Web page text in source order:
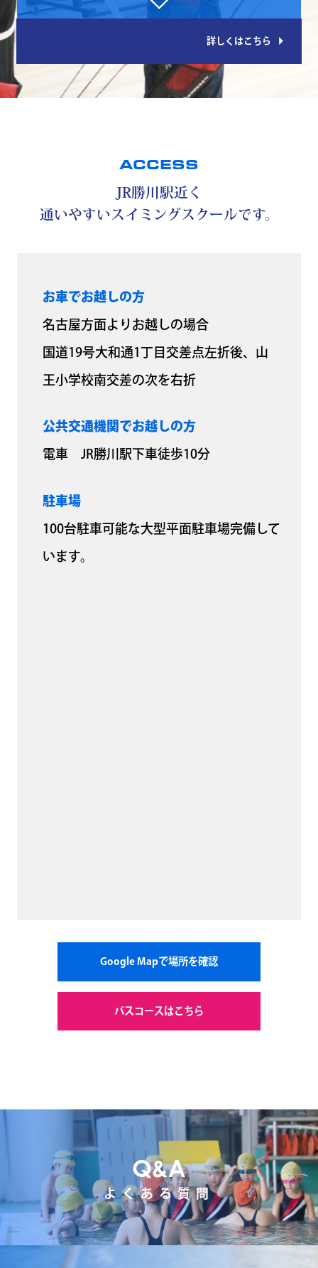
詳しくはこちら arrow_right
ACCESS
JR勝川駅近く
通いやすいスイミングスクールです。
お車でお越しの方
名古屋方面よりお越しの場合
国道19号大和通1丁目交差点左折後、山
王小学校南交差の次を右折
公共交通機関でお越しの方
電車 JR勝川駅下車徒歩10分
駐車場
100台駐車可能な大型平面駐車場完備して
います。
Google Mapで場所を確認
バスコースはこちら
Q&A
よくある質問